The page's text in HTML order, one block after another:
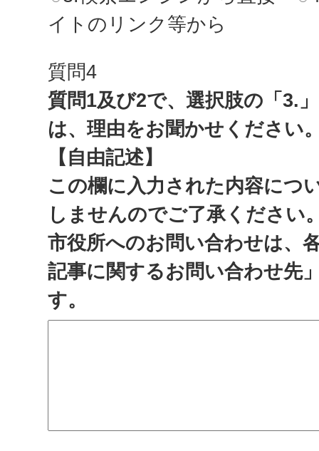
イトのリンク等から
質問4
質問1及び2で、選択肢の「3.
は、理由をお聞かせください
【自由記述】
この欄に入力された内容につ
しませんのでご了承ください
市役所へのお問い合わせは、
記事に関するお問い合わせ先
す。